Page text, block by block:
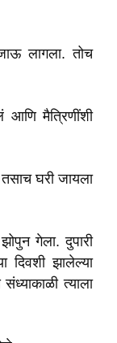
लागला. तोच
आणि मैत्रिणींशी
घरी जायला
गेला. दुपारी
दिवशी झालेल्या
त्याला